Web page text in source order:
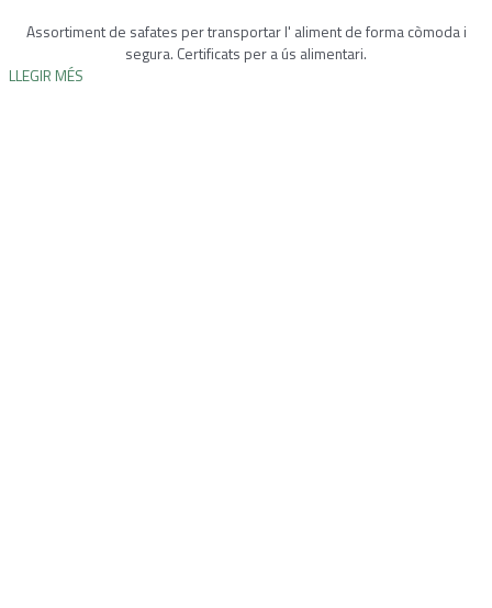
Assortiment de safates per transportar l' aliment de forma còmoda i
segura. Certificats per a ús alimentari.
LLEGIR MÉS